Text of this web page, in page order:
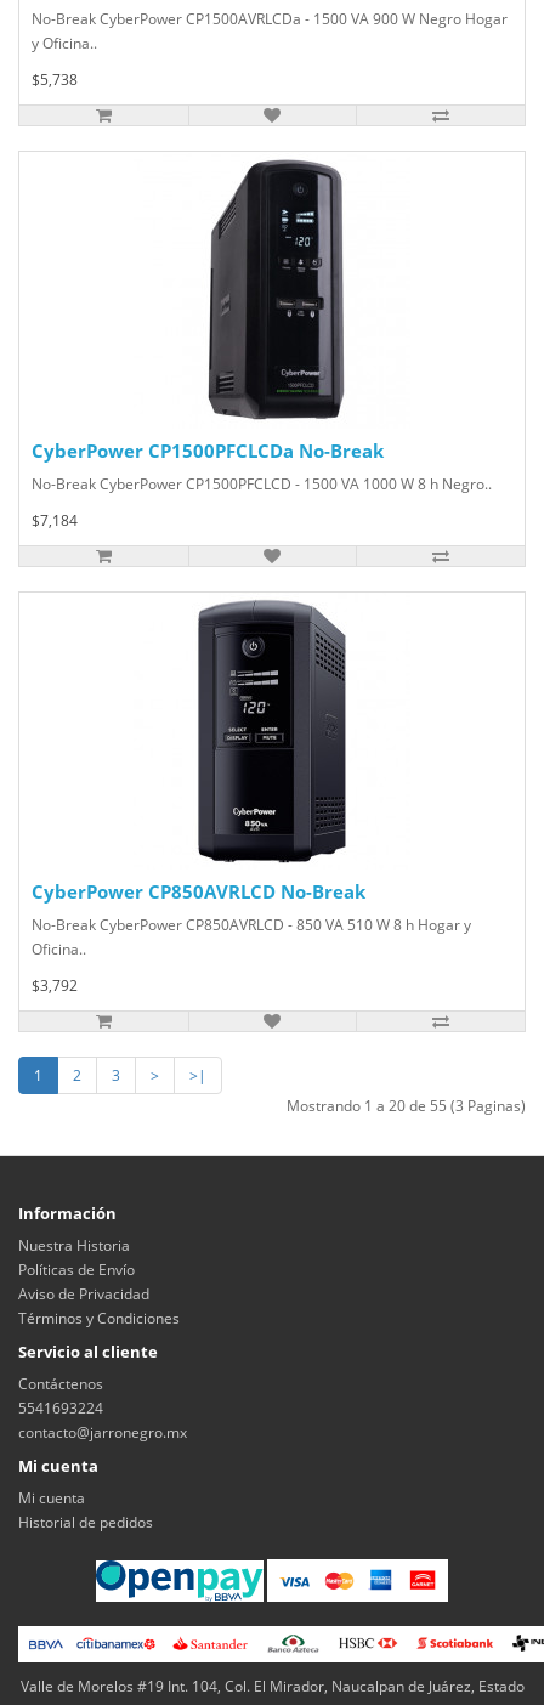
No-Break CyberPower CP1500AVRLCDa - 1500 VA 900 W Negro Hogar
y Oficina..
$5,738
CyberPower CP1500PFCLCDa No-Break
No-Break CyberPower CP1500PFCLCD - 1500 VA 1000 W 8 h Negro..
$7,184
CyberPower CP850AVRLCD No-Break
No-Break CyberPower CP850AVRLCD - 850 VA 510 W 8 h Hogar y
Oficina..
$3,792
1 2 3 >
>|
Mostrando 1 a 20 de 55 (3 Paginas)
Información
Nuestra Historia
Políticas de Envío
Aviso de Privacidad
Términos y Condiciones
Servicio al cliente
Contáctenos
5541693224
contacto@jarronegro.mx
Mi cuenta
Mi cuenta
Historial de pedidos
Valle de Morelos #19 Int. 104, Col. El Mirador, Naucalpan de Juárez, Estado